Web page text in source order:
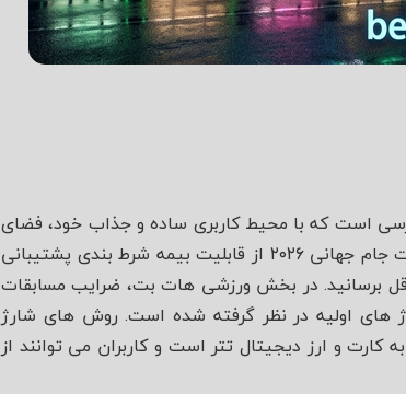
است که با محیط کاربری ساده و جذاب خود، فضای
مناسبی را برای کاربران ایرانی فراهم کرده است. این سایت برای مسابقات جام جهانی ۲۰۲۶ از قابلیت بیمه شرط بندی پشتیبانی
برسانید. در بخش ورزشی هات بت، ضرایب مسابقات
شوند و بونوس‌ های ۱۰۰ درصدی برای شارژ های اولیه در نظر گرفته شده است. روش‌ های شارژ
و ارز دیجیتال تتر است و کاربران می‌ توانند از